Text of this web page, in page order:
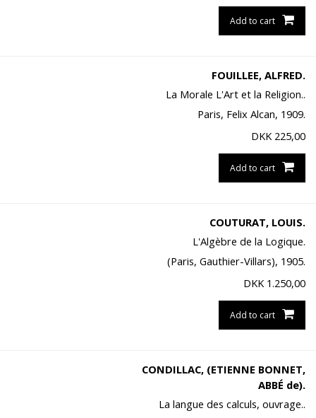
Add to cart
FOUILLEE, ALFRED.
La Morale L'Art et la Religion..
Paris, Felix Alcan, 1909.
DKK 225,00
Add to cart
COUTURAT, LOUIS.
L'Algèbre de la Logique.
(Paris, Gauthier-Villars), 1905.
DKK 1.250,00
Add to cart
CONDILLAC, (ETIENNE BONNET,
ABBÉ de).
La langue des calculs, ouvrage..